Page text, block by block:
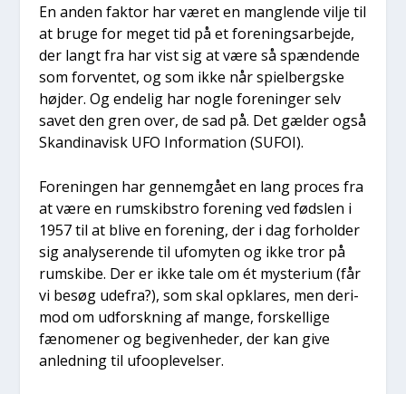
En anden fak­tor har været en mang­len­de vil­je til
at bru­ge for meget tid på et for­e­nings­ar­bej­de,
der langt fra har vist sig at være så spæn­den­de
som for­ven­tet, og som ikke når spi­el­berg­ske
høj­der. Og ende­lig har nog­le for­e­nin­ger selv
savet den gren over, de sad på. Det gæl­der også
Skan­di­na­visk UFO Infor­ma­tion (SUFOI).
For­e­nin­gen har gen­nem­gå­et en lang pro­ces fra
at være en rum­skib­stro for­e­ning ved føds­len i
1957 til at bli­ve en for­e­ning, der i dag for­hol­der
sig ana­ly­se­ren­de til ufo­myten og ikke tror på
rum­ski­be. Der er ikke tale om ét myste­ri­um (får
vi besøg ude­fra?), som skal opkla­res, men der­i­
mod om udforsk­ning af man­ge, for­skel­li­ge
fæno­me­ner og begi­ven­he­der, der kan give
anled­ning til ufoop­le­vel­ser.